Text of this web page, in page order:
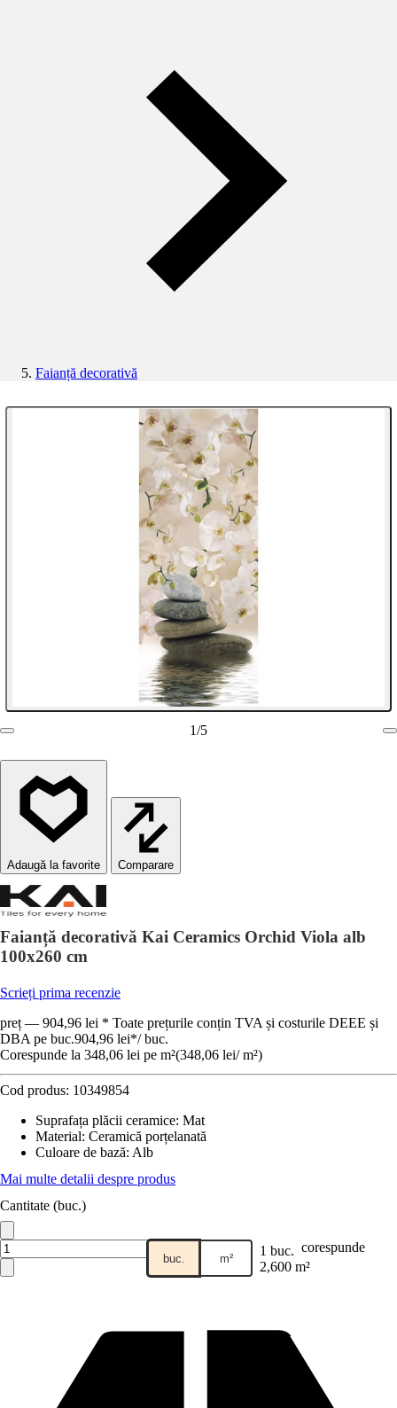
Faianță decorativă
1/5
Comparare
Faianță decorativă Kai Ceramics Orchid Viola alb
100x260 cm
Scrieți prima recenzie
preț — 904,96 lei * Toate prețurile conțin TVA și costurile DEEE și
DBA pe buc.904,96 lei*/ buc.
Corespunde la 348,06 lei pe m²(348,06 lei/ m²)
Cod produs: 10349854
Suprafața plăcii ceramice: Mat
Material: Ceramică porțelanată
Culoare de bază: Alb
Mai multe detalii despre produs
Cantitate (buc.)
buc. m² 1 buc. corespunde
2,600 m²